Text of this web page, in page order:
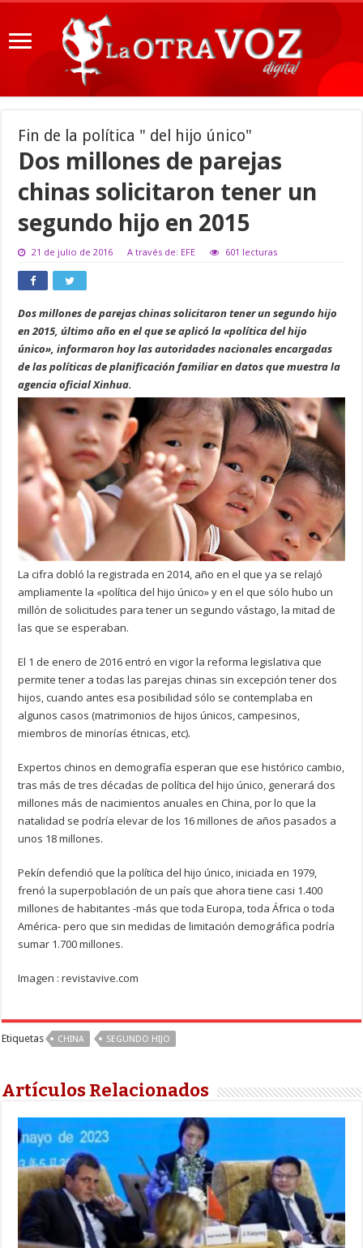
Fin de la política " del hijo único"
Dos millones de parejas
chinas solicitaron tener un
segundo hijo en 2015
21 de julio de 2016 A través de: EFE 601 lecturas
Dos millones de parejas chinas solicitaron tener un segundo hijo
en 2015, último año en el que se aplicó la «política del hijo
único», informaron hoy las autoridades nacionales encargadas
de las políticas de planificación familiar en datos que muestra la
agencia oficial Xinhua.
La cifra dobló la registrada en 2014, año en el que ya se relajó
ampliamente la «política del hijo único» y en el que sólo hubo un
millón de solicitudes para tener un segundo vástago, la mitad de
las que se esperaban.
El 1 de enero de 2016 entró en vigor la reforma legislativa que
permite tener a todas las parejas chinas sin excepción tener dos
hijos, cuando antes esa posibilidad sólo se contemplaba en
algunos casos (matrimonios de hijos únicos, campesinos,
miembros de minorías étnicas, etc).
Expertos chinos en demografía esperan que ese histórico cambio,
tras más de tres décadas de política del hijo único, generará dos
millones más de nacimientos anuales en China, por lo que la
natalidad se podría elevar de los 16 millones de años pasados a
unos 18 millones.
Pekín defendió que la política del hijo único, iniciada en 1979,
frenó la superpoblación de un país que ahora tiene casi 1.400
millones de habitantes -más que toda Europa, toda África o toda
América- pero que sin medidas de limitación demográfica podría
sumar 1.700 millones.
Imagen : revistavive.com
Etiquetas CHINA SEGUNDO HIJO
Artículos Relacionados